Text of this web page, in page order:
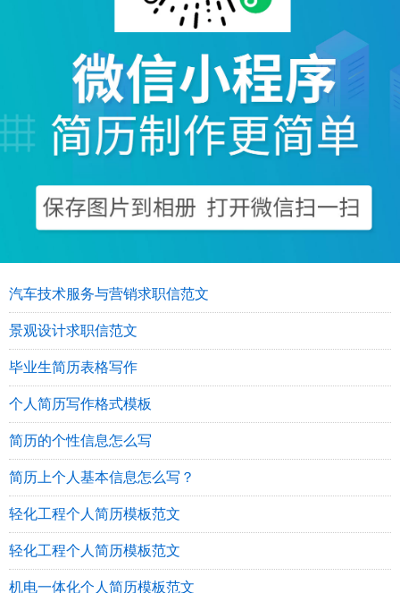
汽车技术服务与营销求职信范文
景观设计求职信范文
毕业生简历表格写作
个人简历写作格式模板
简历的个性信息怎么写
简历上个人基本信息怎么写？
轻化工程个人简历模板范文
轻化工程个人简历模板范文
机电一体化个人简历模板范文